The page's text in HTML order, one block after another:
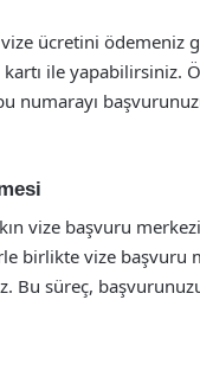
ücretini ödemeniz
ile yapabilirsiniz.
numarayı
vize başvuru
birlikte vize
süreç,